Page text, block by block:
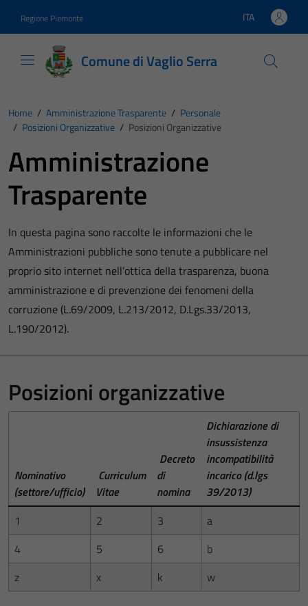
Regione Piemonte Lingua attiva:
ITA
Comune di Vaglio Serra
Home / Amministrazione Trasparente / Personale
/ Posizioni Organizzative / Posizioni Organizzative
Amministrazione
Trasparente
In questa pagina sono raccolte le informazioni che le
Amministrazioni pubbliche sono tenute a pubblicare nel
proprio sito internet nell’ottica della trasparenza, buona
amministrazione e di prevenzione dei fenomeni della
corruzione (L.69/2009, L.213/2012, D.Lgs.33/2013,
L.190/2012).
Posizioni organizzative
Nominativo
(settore/ufficio)
Curriculum
Vitae
Decreto
di
nomina
Dichiarazione di
insussistenza
incompatibilità
incarico (d.lgs
39/2013)
1
2 3
a
4
5 6
b
z
x k w